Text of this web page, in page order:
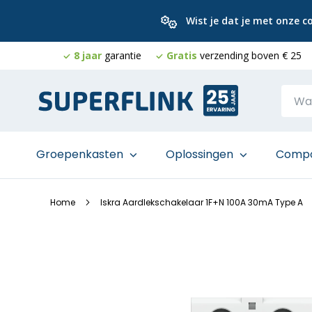
Wist je dat je met onze
8 jaar garantie Gratis verzending boven € 25
naar
de
Groepenkasten Oplossingen
Home Iskra Aardlekschakelaar 1F+N 100A 30mA Type A